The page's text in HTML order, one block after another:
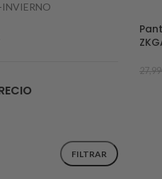
FILTRAR
27,99